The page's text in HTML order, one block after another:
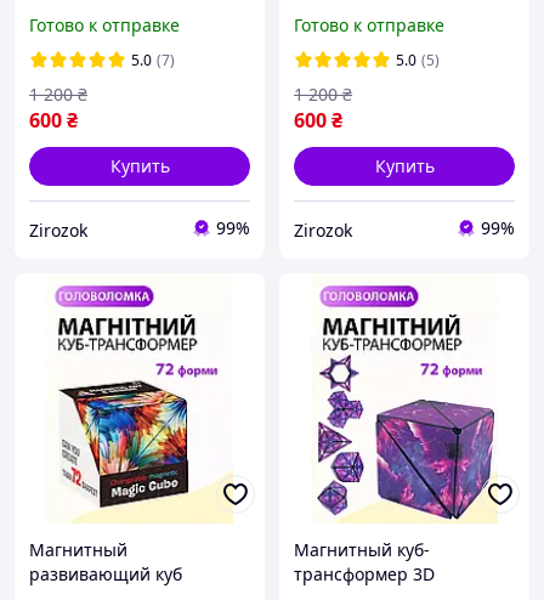
Готово к отправке
5.0 (7)
600₴
1 200 ₴
Купить
Zirozok 99%
подарочной коробке
Готово к отправке
5.0 (5)
600₴
1 200 ₴
Купить
Zirozok 99%
Магнитный
развивающий куб
Магнитный куб-
трансформер 3D